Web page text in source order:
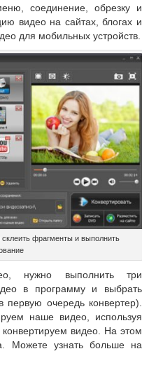
соединение, обрезку и
видео на сайтах, блогах и
для мобильных устройств.
фрагменты и выполнить
нужно выполнить три
в программу и выбрать
очередь конвертер).
наше видео, используя
конвертируем видео. На этом
Можете узнать больше на